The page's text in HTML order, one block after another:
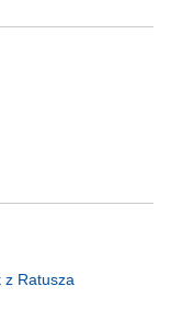
z Ratusza